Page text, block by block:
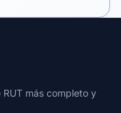
más completo y